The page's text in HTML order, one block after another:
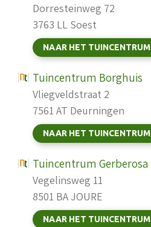
Dorresteinweg 72
3763 LL Soest
NAAR HET TUINCENTRUM
Tuincentrum Borghuis
Vliegveldstraat 2
7561 AT Deurningen
NAAR HET TUINCENTRUM
Tuincentrum Gerberosa
Vegelinsweg 11
8501 BA JOURE
NAAR HET TUINCENTRUM